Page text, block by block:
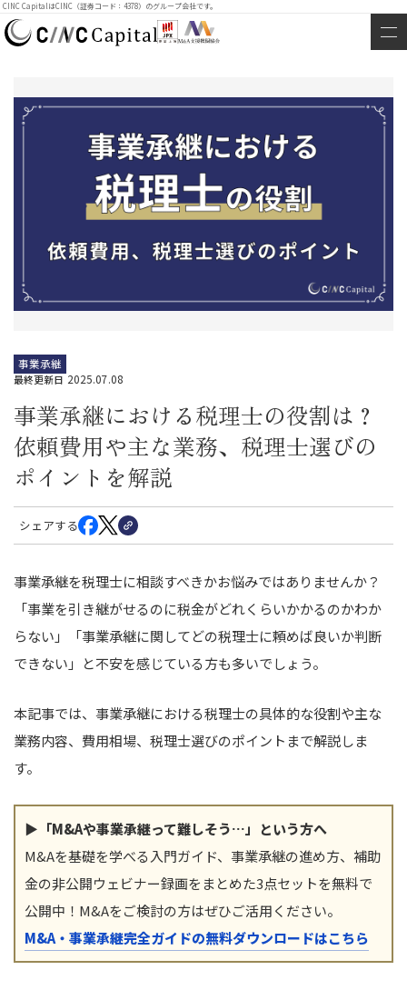
CINC CapitalはCINC（証券コード：4378）のグループ会社です。
事業承継
最終更新日 2025.07.08
事業承継における税理士の役割は？
依頼費用や主な業務、税理士選びの
ポイントを解説
シェアする
事業承継を税理士に相談すべきかお悩みではありませんか？
「事業を引き継がせるのに税金がどれくらいかかるのかわか
らない」「事業承継に関してどの税理士に頼めば良いか判断
できない」と不安を感じている方も多いでしょう。
本記事では、事業承継における税理士の具体的な役割や主な
業務内容、費用相場、税理士選びのポイントまで解説しま
す。
▶「M&Aや事業承継って難しそう…」という方へ
M&Aを基礎を学べる入門ガイド、事業承継の進め方、補助
金の非公開ウェビナー録画をまとめた3点セットを無料で
公開中！M&Aをご検討の方はぜひご活用ください。
M&A・事業承継完全ガイドの無料ダウンロードはこちら